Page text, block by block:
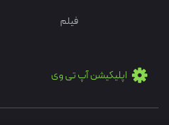
فیلم
اپلیکیشن آپ تی وی